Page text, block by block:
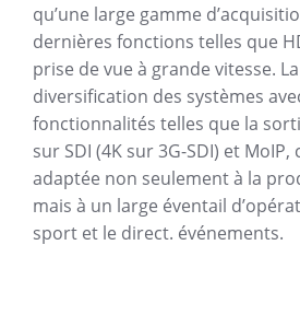
qu’une large gamme
dernières fonctions telles que
prise de vue à grande vitesse.
diversification des systèmes
fonctionnalités telles que la
sur SDI (4K sur 3G-SDI) et
adaptée non seulement à la
mais à un large éventail
sport et le direct. événements.